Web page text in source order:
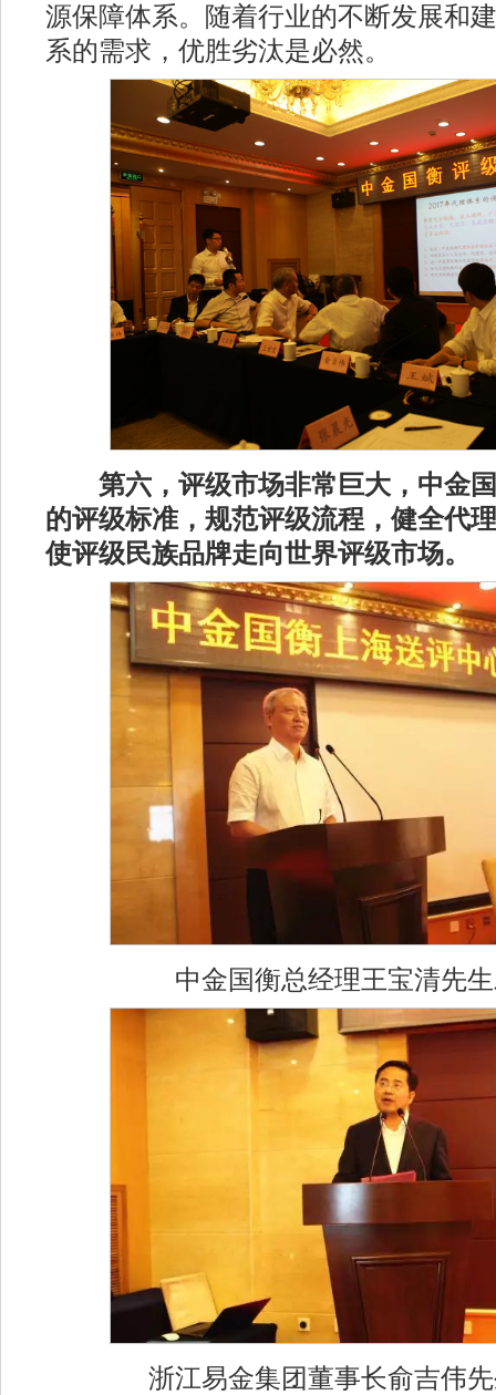
源保障体系。随着行业的不断发展和
系的需求，优胜劣汰是必然。
第六，评级市场非常巨大，中金
的评级标准，规范评级流程，健全代
使评级民族品牌走向世界评级市场。
中金国衡总经理王宝清先
浙江易金集团董事长俞吉伟